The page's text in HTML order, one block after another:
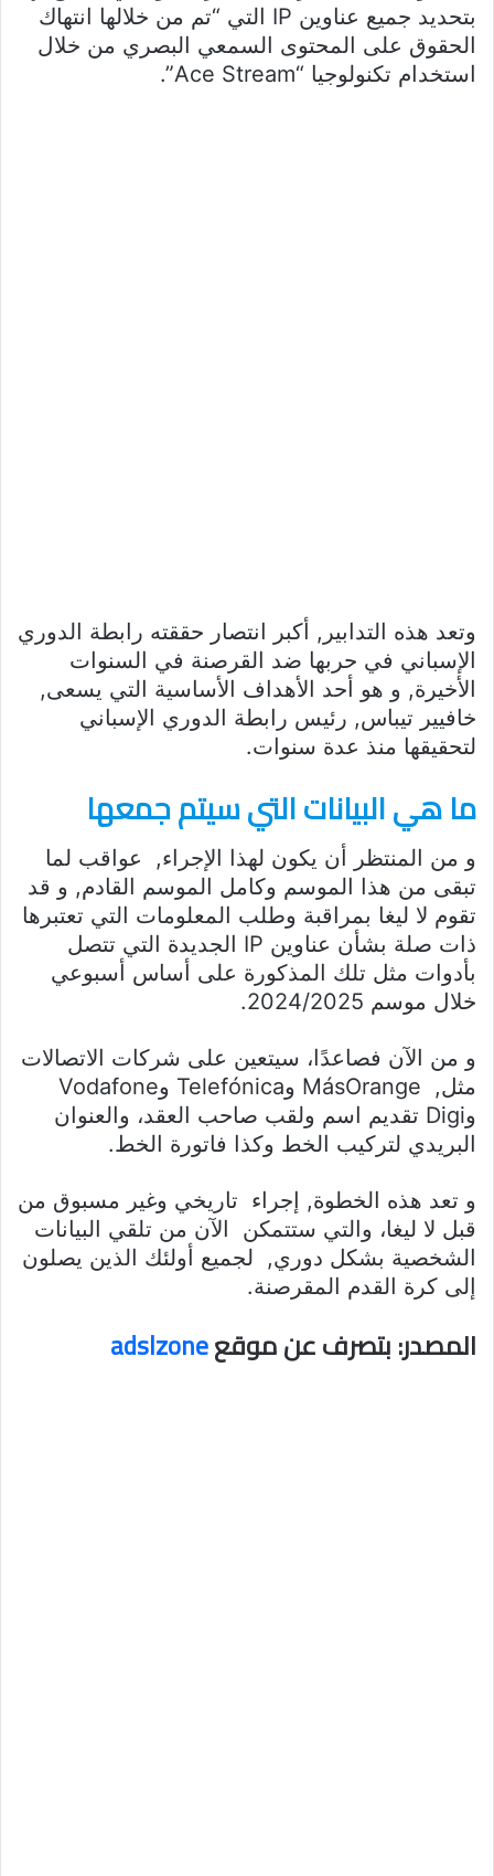
بتحديد جميع عناوين IP التي “تم من خلالها انتهاك
الحقوق على المحتوى السمعي البصري من خلال
استخدام تكنولوجيا “Ace Stream”.
وتعد هذه التدابير, أكبر انتصار حققته رابطة الدوري
الإسباني في حربها ضد القرصنة في السنوات
الأخيرة, و هو أحد الأهداف الأساسية التي يسعى,
خافيير تيباس, رئيس رابطة الدوري الإسباني
لتحقيقها منذ عدة سنوات.
ما هي البيانات التي سيتم جمعها
و من المنتظر أن يكون لهذا الإجراء, عواقب لما
تبقى من هذا الموسم وكامل الموسم القادم, و قد
تقوم لا ليغا بمراقبة وطلب المعلومات التي تعتبرها
ذات صلة بشأن عناوين IP الجديدة التي تتصل
بأدوات مثل تلك المذكورة على أساس أسبوعي
خلال موسم 2024/2025.
و من الآن فصاعدًا، سيتعين على شركات الاتصالات
مثل, MásOrange وTelefónica وVodafone
وDigi تقديم اسم ولقب صاحب العقد، والعنوان
البريدي لتركيب الخط وكذا فاتورة الخط.
و تعد هذه الخطوة, إجراء تاريخي وغير مسبوق من
قبل لا ليغا، والتي ستتمكن الآن من تلقي البيانات
الشخصية بشكل دوري, لجميع أولئك الذين يصلون
إلى كرة القدم المقرصنة.
المصدر: بتصرف عن موقعadslzone